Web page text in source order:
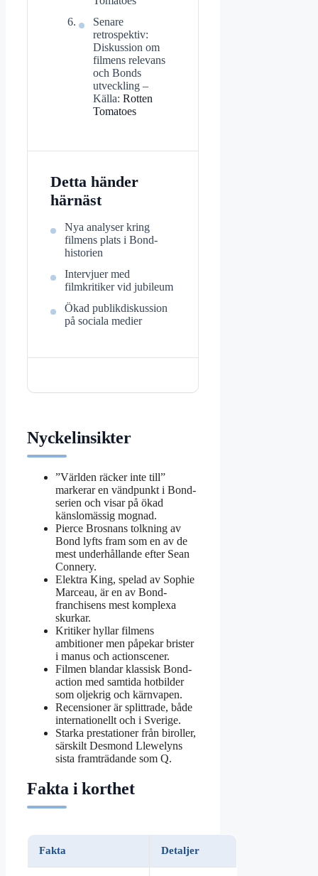
Senare
retrospektiv:
Diskussion om
filmens relevans
och Bonds
utveckling –
Källa: Rotten
Tomatoes
Detta händer
härnäst
Nya analyser kring
filmens plats i Bond-
historien
Intervjuer med
filmkritiker vid jubileum
Ökad publikdiskussion
på sociala medier
Nyckelinsikter
”Världen räcker inte till”
markerar en vändpunkt i Bond-
serien och visar på ökad
känslomässig mognad.
Pierce Brosnans tolkning av
Bond lyfts fram som en av de
mest underhållande efter Sean
Connery.
Elektra King, spelad av Sophie
Marceau, är en av Bond-
franchisens mest komplexa
skurkar.
Kritiker hyllar filmens
ambitioner men påpekar brister
i manus och actionscener.
Filmen blandar klassisk Bond-
action med samtida hotbilder
som oljekrig och kärnvapen.
Recensioner är splittrade, både
internationellt och i Sverige.
Starka prestationer från biroller,
särskilt Desmond Llewelyns
sista framträdande som Q.
Fakta i korthet
Fakta Detaljer